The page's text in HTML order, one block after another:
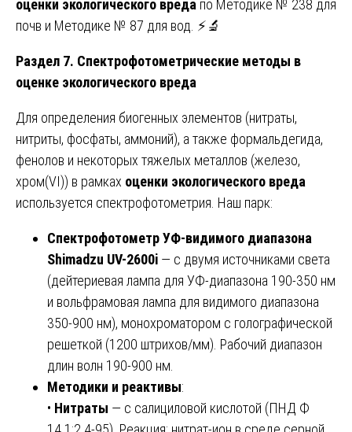
оценки экологического вреда по Методике № 238 для
почв и Методике № 87 для вод. ⚡🔬
Раздел 7. Спектрофотометрические методы в
оценке экологического вреда
Для определения биогенных элементов (нитраты,
нитриты, фосфаты, аммоний), а также формальдегида,
фенолов и некоторых тяжелых металлов (железо,
хром(VI)) в рамках оценки экологического вреда
используется спектрофотометрия. Наш парк:
Спектрофотометр УФ-видимого диапазона
Shimadzu UV-2600i — с двумя источниками света
(дейтериевая лампа для УФ-диапазона 190-350 нм
и вольфрамовая лампа для видимого диапазона
350-900 нм), монохроматором с голографической
решеткой (1200 штрихов/мм). Рабочий диапазон
длин волн 190-900 нм.
Методики и реактивы:
• Нитраты — с салициловой кислотой (ПНД Ф